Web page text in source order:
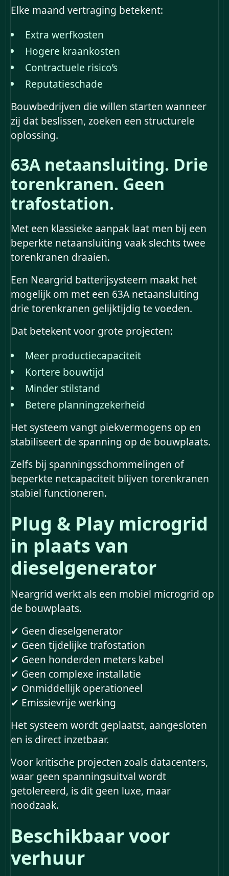
Elke maand vertraging betekent:
Extra werfkosten
Hogere kraankosten
Contractuele risico’s
Reputatieschade
Bouwbedrijven die willen starten wanneer
zij dat beslissen, zoeken een structurele
oplossing.
63A netaansluiting. Drie
torenkranen. Geen
trafostation.
Met een klassieke aanpak laat men bij een
beperkte netaansluiting vaak slechts twee
torenkranen draaien.
Een Neargrid batterijsysteem maakt het
mogelijk om met een 63A netaansluiting
drie torenkranen gelijktijdig te voeden.
Dat betekent voor grote projecten:
Meer productiecapaciteit
Kortere bouwtijd
Minder stilstand
Betere planningzekerheid
Het systeem vangt piekvermogens op en
stabiliseert de spanning op de bouwplaats.
Zelfs bij spanningsschommelingen of
beperkte netcapaciteit blijven torenkranen
stabiel functioneren.
Plug & Play microgrid
in plaats van
dieselgenerator
Neargrid werkt als een mobiel microgrid op
de bouwplaats.
✔ Geen dieselgenerator
✔ Geen tijdelijke trafostation
✔ Geen honderden meters kabel
✔ Geen complexe installatie
✔ Onmiddellijk operationeel
✔ Emissievrije werking
Het systeem wordt geplaatst, aangesloten
en is direct inzetbaar.
Voor kritische projecten zoals datacenters,
waar geen spanningsuitval wordt
getolereerd, is dit geen luxe, maar
noodzaak.
Beschikbaar voor
verhuur